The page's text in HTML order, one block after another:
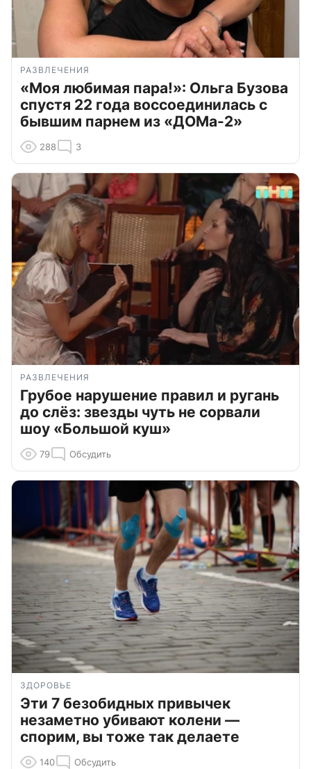
РАЗВЛЕЧЕНИЯ
«Моя любимая пара!»: Ольга Бузова
спустя 22 года воссоединилась с
бывшим парнем из «ДОМа-2»
288 3
РАЗВЛЕЧЕНИЯ
Грубое нарушение правил и ругань
до слёз: звезды чуть не сорвали
шоу «Большой куш»
79 Обсудить
ЗДОРОВЬЕ
Эти 7 безобидных привычек
незаметно убивают колени —
спорим, вы тоже так делаете
140 Обсудить